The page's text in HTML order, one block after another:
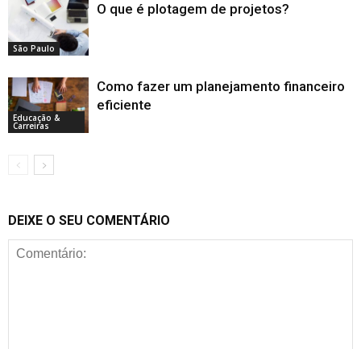
São Paulo
O que é plotagem de projetos?
Educação &
Carreiras
Como fazer um planejamento financeiro
eficiente
DEIXE O SEU COMENTÁRIO